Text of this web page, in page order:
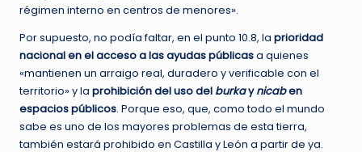
régimen interno en centros de menores».
Por supuesto, no podía faltar, en el punto 10.8, la prioridad
nacional en el acceso a las ayudas públicasa quienes
«mantienen un arraigo real, duradero y verificable con el
territorio» y la prohibición del uso del burkaynicaben
espacios públicos. Porque eso, que, como todo el mundo
sabe es uno de los mayores problemas de esta tierra,
también estará prohibido en Castilla y León a partir de ya.